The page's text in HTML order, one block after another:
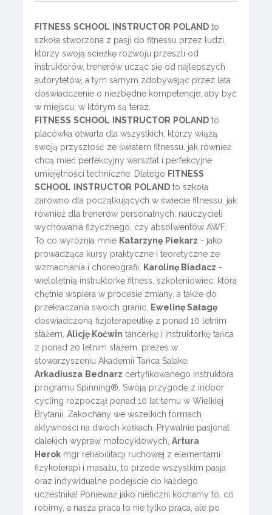
FITNESS SCHOOL INSTRUCTOR POLAND to
szkoła stworzona z pasji do fitnessu przez ludzi,
którzy swoją ścieżkę rozwoju przeszli od
instruktorów, trenerów ucząc się od najlepszych
autorytetów, a tym samym zdobywając przez lata
doświadczenie o niezbędne kompetencje, aby być
w miejscu, w którym są teraz.
FITNESS SCHOOL INSTRUCTOR POLAND to
placówka otwarta dla wszystkich, którzy wiążą
swoją przyszłość ze światem fitnessu, jak również
chcą mieć perfekcyjny warsztat i perfekcyjne
umiejętności techniczne. Dlatego FITNESS
SCHOOL
INSTRUCTOR POLAND to szkoła
zarówno dla początkujących w świecie fitnessu, jak
również dla trenerów personalnych, nauczycieli
wychowania fizycznego, czy absolwentów AWF.
To co wyróżnia mnie Katarzynę Piekarz - jako
prowadząca kursy praktyczne i teoretyczne ze
wzmacniania i choreografii,
Karolinę Biadacz -
wieloletnią instruktorkę fitness, szkoleniowiec, która
chętnie wspiera w procesie zmiany, a także do
przekraczania swoich granic,
Ewelinę Sałagę
doświadczoną fizjoterapeutkę z ponad 10 letnim
stażem,Alicję Koćwin tancerkę i instruktorkę tańca
z ponad 20 letnim stażem, prezes w
stowarzyszeniu Akademii Tańca Salake,
Arkadiusza Bednarz certyfikowanego instruktora
programu Spinning®. Swoją przygodę z indoor
cycling rozpoczął ponad 10 lat temu w Wielkiej
Brytanii. Zakochany we wszelkich formach
aktywności na dwóch kółkach. Prywatnie pasjonat
dalekich wypraw motocyklowych,Artura
Herok mgr rehabilitacji ruchowej z elementami
fizykoterapi i masażu, to przede wszystkim pasja
oraz indywidualne podejście do każdego
uczestnika! Ponieważ jako nieliczni kochamy to, co
robimy, a nasza praca to nie tylko praca, ale po